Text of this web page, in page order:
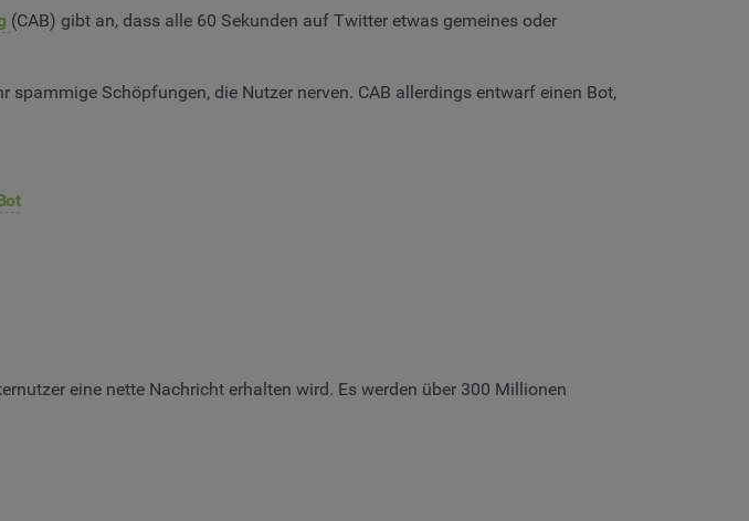
(CAB) gibt an, dass alle 60 Sekunden auf Twitter etwas gemeines oder
spammige Schöpfungen, die Nutzer nerven. CAB allerdings entwarf einen Bot,
eine nette Nachricht erhalten wird. Es werden über 300 Millionen